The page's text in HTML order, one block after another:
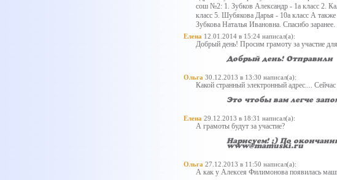
сош №2: 1. Зубков Александр - 1а класс 2.
класс 5. Шубякова Дарья - 10а класс А
Зубкова Наталья Ивановна. Спасибо заранее.
Елена 12.01.2014 в 15:24 написал(а):
Добрый день! Просим грамоту за участие
Добрый день! Отправили
Ольга 30.12.2013 в 13:30 написал(а):
Какой странный электронный адрес....
Это чтобы вам легче
Елена 29.12.2013 в 18:31 написал(а):
А грамоты будут за участие?
Нарисуем! ;) По
www@mamuski.ru
Ольга 27.12.2013 в 11:50 написал(а):
А как у Алексея Филимонова появилась